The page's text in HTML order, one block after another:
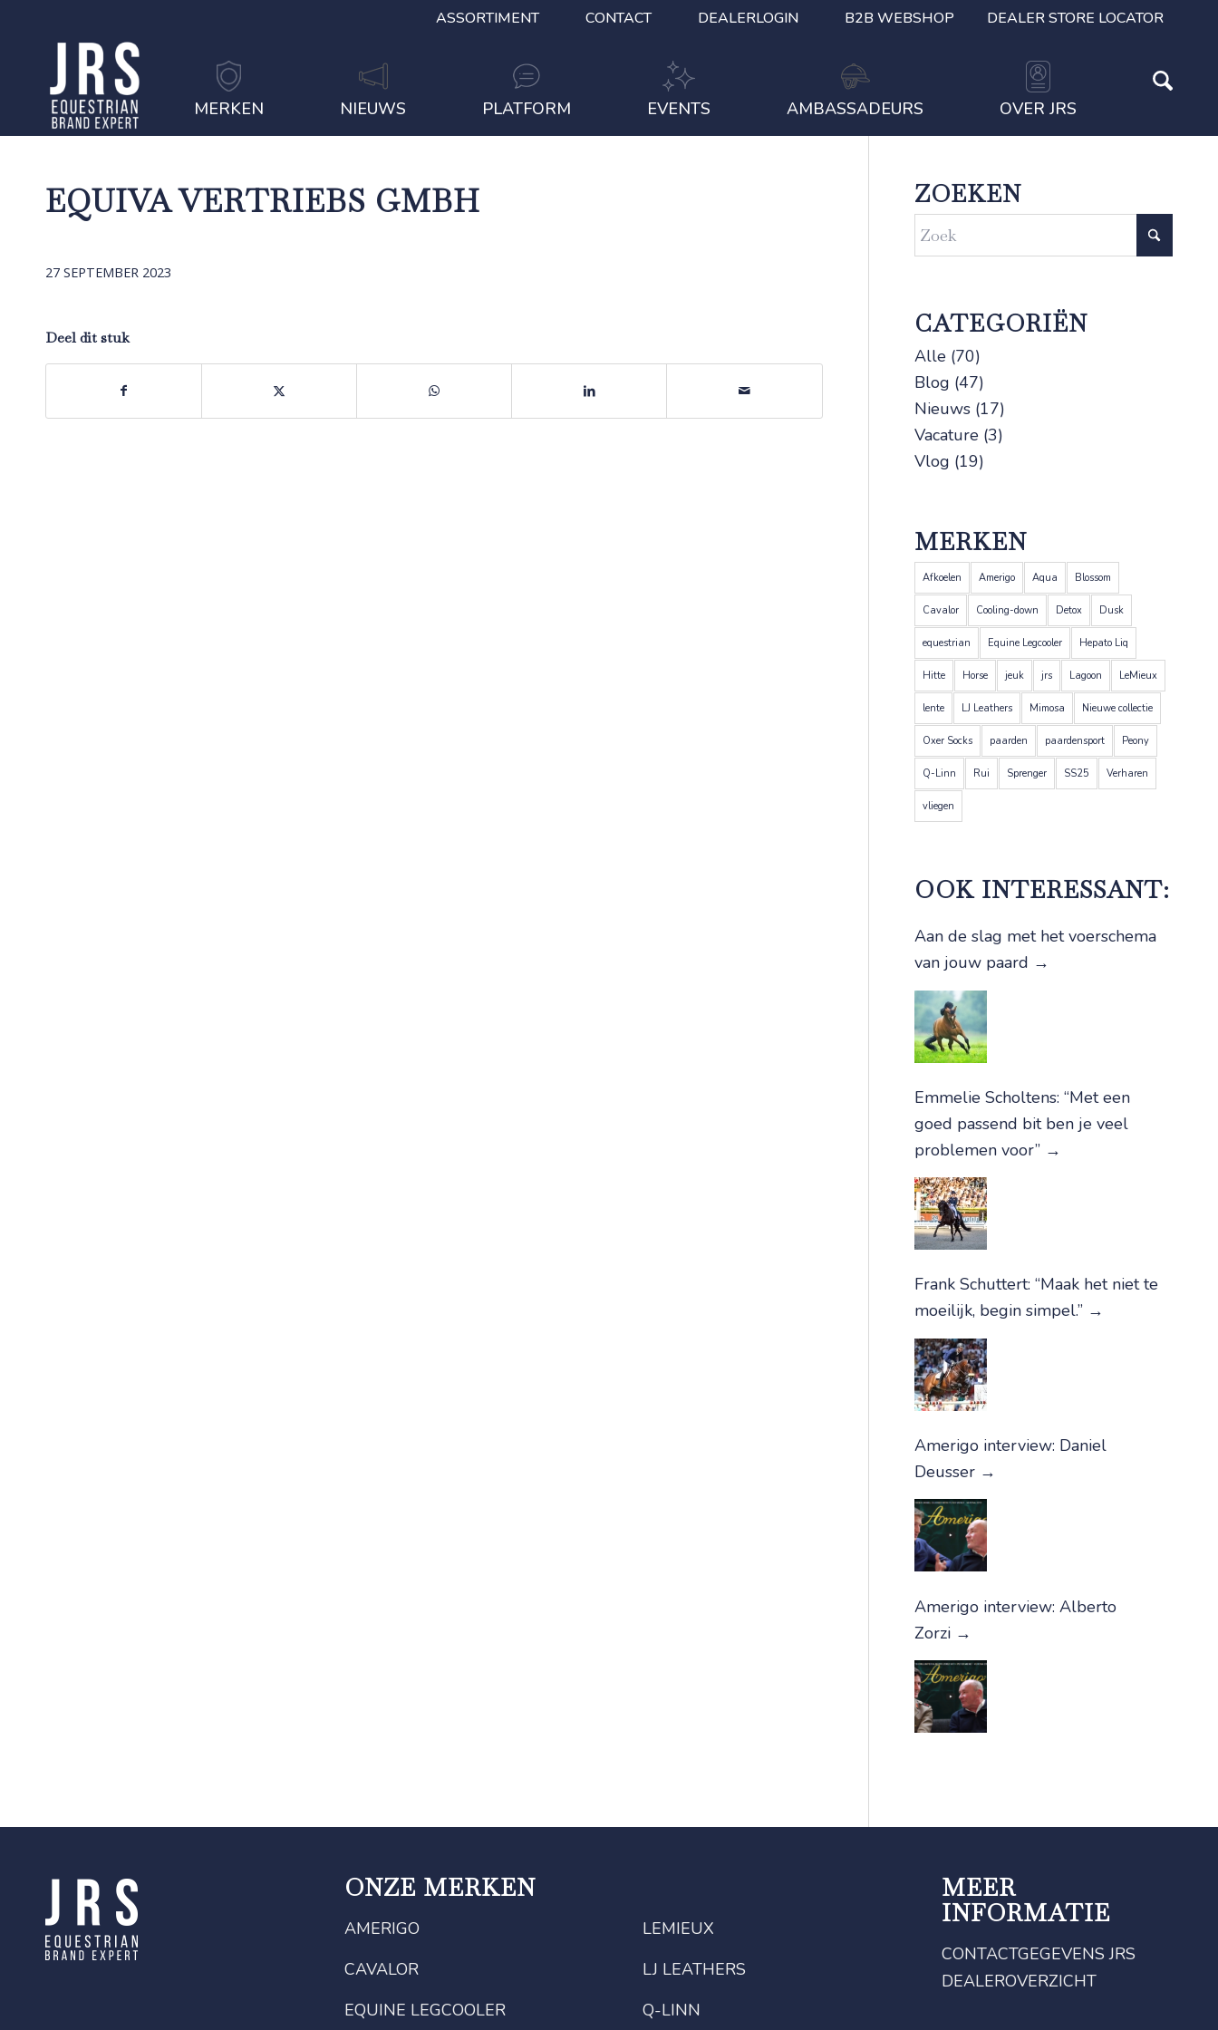
ASSORTIMENT CONTACT DEALERLOGIN B2B WEBSHOP DEALER STORE LOCATOR
MERKEN NIEUWS PLATFORM EVENTS AMBASSADEURS OVER JRS
EQUIVA VERTRIEBS GMBH
27 SEPTEMBER 2023
Deel dit stuk
ZOEKEN
CATEGORIËN
Alle (70)
Blog (47)
Nieuws (17)
Vacature (3)
Vlog (19)
MERKEN
Afkoelen Amerigo Aqua Blossom
Cavalor Cooling-down Detox Dusk
equestrian Equine Legcooler Hepato Liq
Hitte Horse jeuk jrs Lagoon LeMieux
lente LJ Leathers Mimosa Nieuwe collectie
Oxer Socks paarden paardensport Peony
Q-Linn Rui Sprenger SS25 Verharen
vliegen
OOK INTERESSANT:
Aan de slag met het voerschema
van jouw paard →
Emmelie Scholtens: “Met een
goed passend bit ben je veel
problemen voor” →
Frank Schuttert: “Maak het niet te
moeilijk, begin simpel.” →
Amerigo interview: Daniel
Deusser →
Amerigo interview: Alberto
Zorzi →
ONZE MERKEN
AMERIGO
CAVALOR
EQUINE LEGCOOLER
LEMIEUX
LJ LEATHERS
Q-LINN
MEER
INFORMATIE
CONTACTGEGEVENS JRS
DEALEROVERZICHT